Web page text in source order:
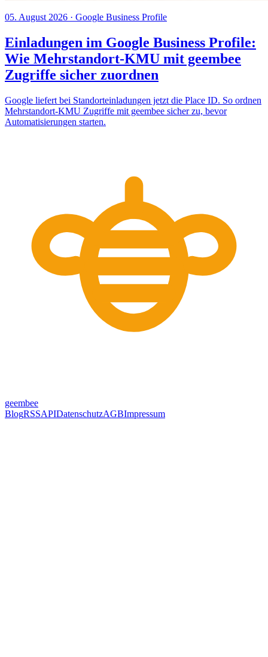
05. August 2026 · Google Business Profile
Einladungen im Google Business Profile:
Wie Mehrstandort-KMU mit geembee
Zugriffe sicher zuordnen
Google liefert bei Standorteinladungen jetzt die Place ID. So ordnen
Mehrstandort-KMU Zugriffe mit geembee sicher zu, bevor
Automatisierungen starten.
geembee
BlogRSSAPIDatenschutzAGBImpressum